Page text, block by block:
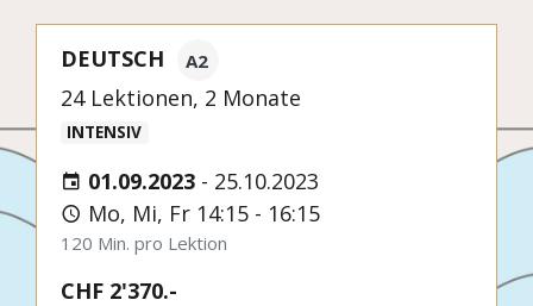
DEUTSCH A2
24 Lektionen, 2 Monate
INTENSIV
01.09.2023 - 25.10.2023
Mo, Mi, Fr 14:15 - 16:15
120 Min. pro Lektion
CHF 2'370.-